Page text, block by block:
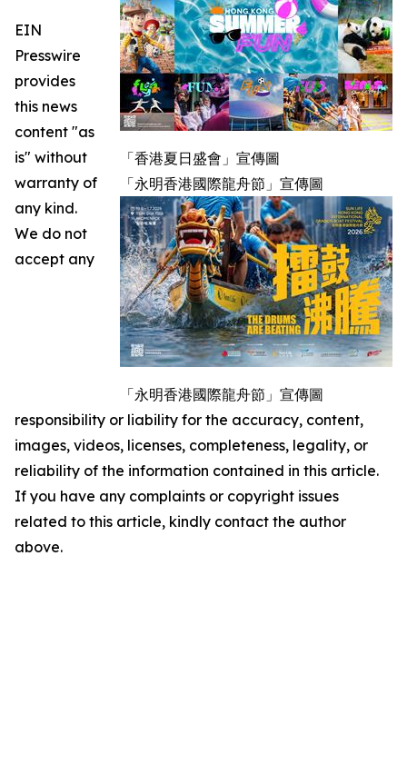
「香港夏日盛會」宣傳圖
「永明香港國際龍舟節」宣傳圖
「永明香港國際龍舟節」宣傳圖
EIN
Presswire
provides
this news
content "as
is" without
warranty of
any kind.
We do not
accept any
responsibility or liability for the accuracy, content,
images, videos, licenses, completeness, legality, or
reliability of the information contained in this article.
If you have any complaints or copyright issues
related to this article, kindly contact the author
above.